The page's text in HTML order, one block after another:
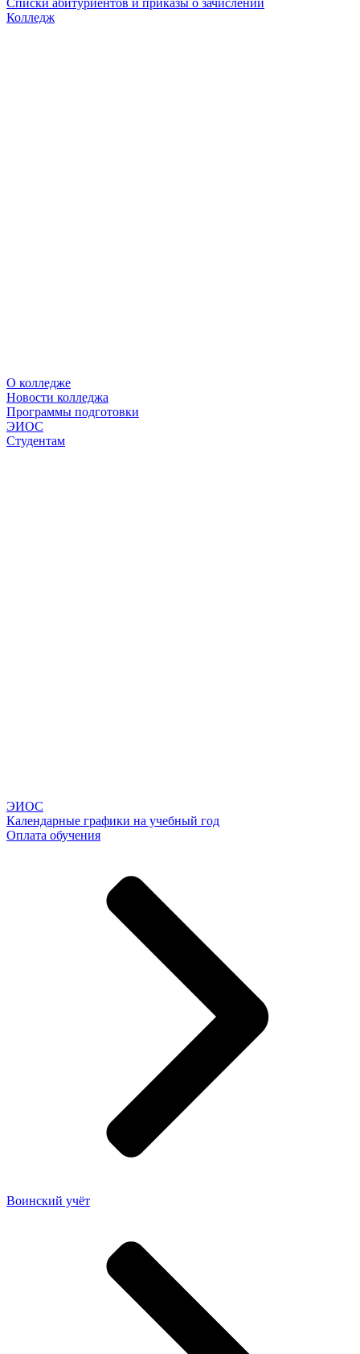
Списки абитуриентов и приказы о зачислении
Колледж
О колледже
Новости колледжа
Программы подготовки
ЭИОС
Студентам
ЭИОС
Календарные графики на учебный год
Оплата обучения
Воинский учёт